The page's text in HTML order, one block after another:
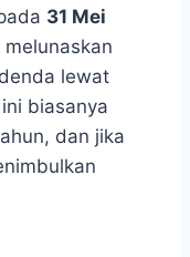
31 Mei
lewat
biasanya
dan jika